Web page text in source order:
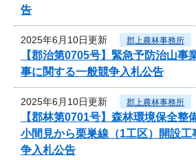
告
2025年6月10日更新 郡上農林事務所
【郡治第0705号】緊急予防治山
事に関する一般競争入札公告
2025年6月10日更新 郡上農林事務所
【郡林第0701号】森林環境保全
小間見から栗巣線（1工区）開設工
争入札公告